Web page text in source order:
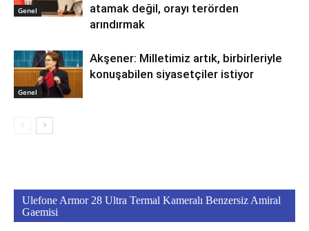
Genel
atamak değil, orayı terörden
arındırmak
Genel
Akşener: Milletimiz artık, birbirleriyle
konuşabilen siyasetçiler istiyor
Ulefone Armor 28 Ultra Termal Kameralı Benzersiz Amiral
Gaemisi